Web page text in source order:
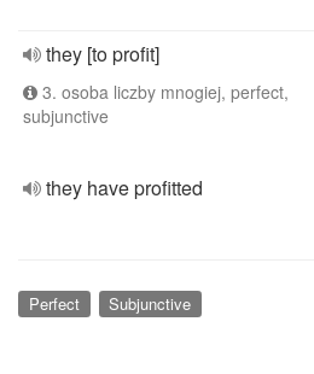
they [to profit]
3. osoba liczby mnogiej, perfect,
subjunctive
they have profitted
Perfect Subjunctive